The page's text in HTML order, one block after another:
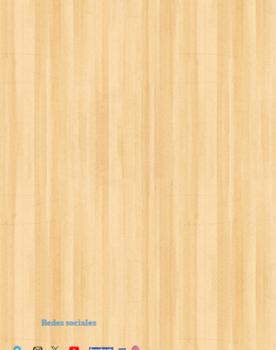
Redes sociales